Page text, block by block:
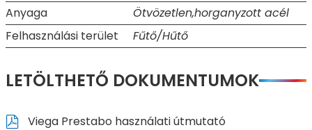
Anyaga
Ötvözetlen,horganyzott acél
Felhasználási terület
Fűtő/Hűtő
LETÖLTHETŐ DOKUMENTUMOK
Viega Prestabo használati útmutató